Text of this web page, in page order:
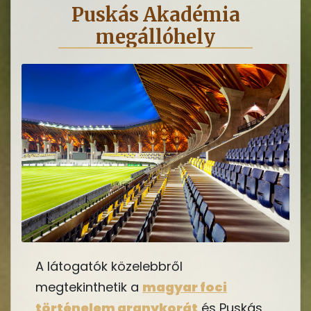
Puskás Akadémia
megállóhely
A látogatók közelebbről
megtekinthetik a magyar foci